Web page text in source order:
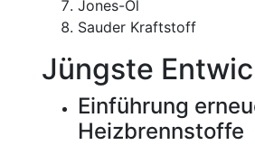
Jones-Öl
Sauder Kraftstoff
Jüngste
Einführung
Heizbrennstoffe